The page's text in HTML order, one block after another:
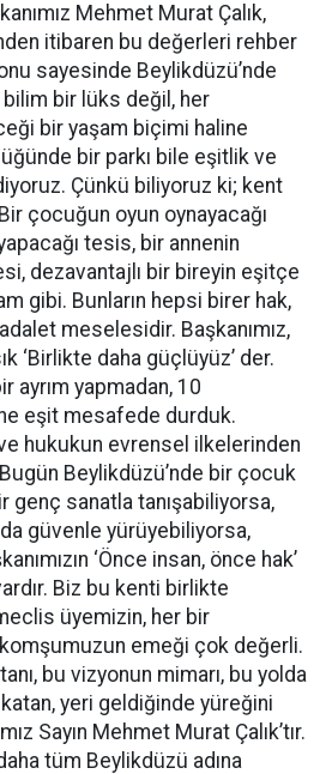
Mehmet Murat Çalık,
itibaren bu değerleri rehber
sayesinde Beylikdüzü’nde
bir lüks değil, her
bir yaşam biçimi haline
bir parkı bile eşitlik ve
Çünkü biliyoruz ki; kent
Bir çocuğun oyun oynayacağı
tesis, bir annenin
dezavantajlı bir bireyin eşitçe
gibi. Bunların hepsi birer hak,
meselesidir. Başkanımız,
‘Birlikte daha güçlüyüz’ der.
ayrım yapmadan, 10
eşit mesafede durduk.
hukukun evrensel ilkelerinden
Beylikdüzü’nde bir çocuk
genç sanatla tanışabiliyorsa,
güvenle yürüyebiliyorsa,
‘Önce insan, önce hak’
Biz bu kenti birlikte
üyemizin, her bir
komşumuzun emeği çok değerli.
bu vizyonun mimarı, bu yolda
yeri geldiğinde yüreğini
Sayın Mehmet Murat Çalık’tır.
tüm Beylikdüzü adına